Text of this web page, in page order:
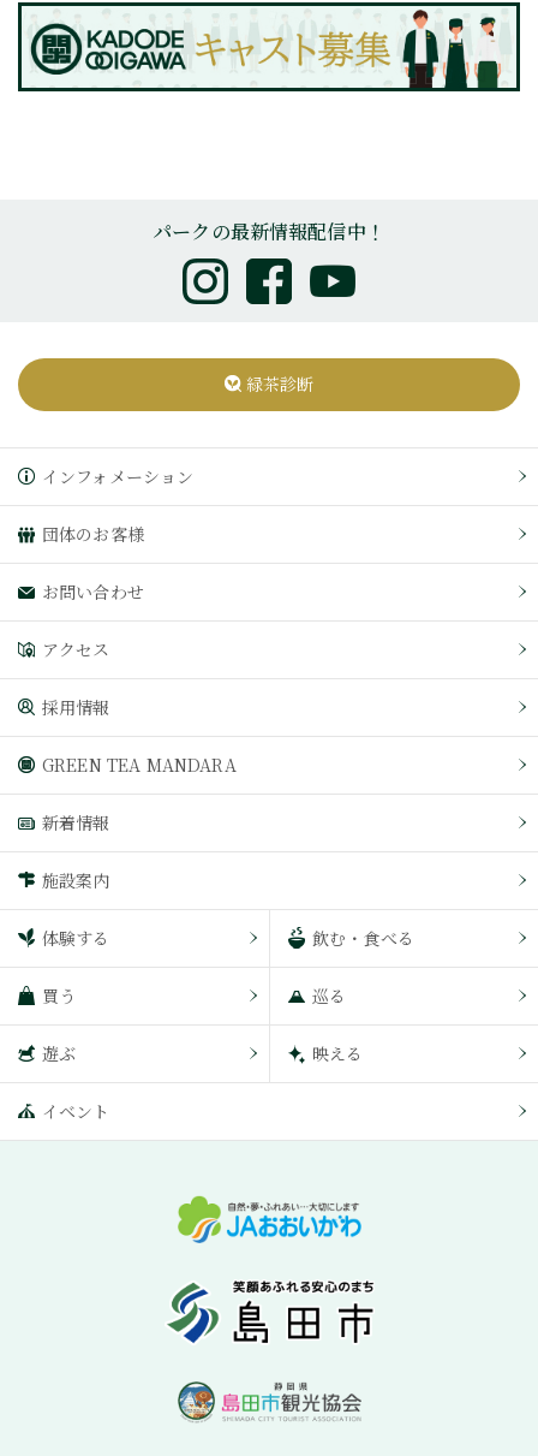
パークの最新情報配信中！
緑茶診断
インフォメーション
団体のお客様
お問い合わせ
アクセス
採用情報
GREEN TEA MANDARA
新着情報
施設案内
体験する 飲む・食べる
買う 巡る
遊ぶ 映える
イベント